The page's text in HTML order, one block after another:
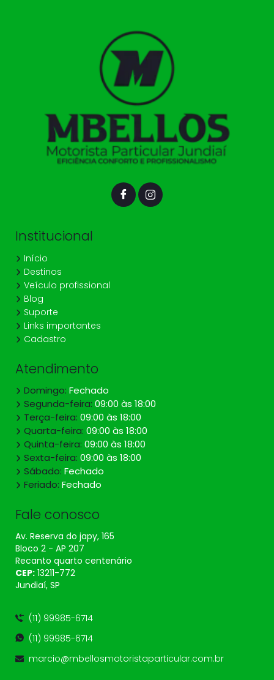
Institucional
Início
Destinos
Veículo profissional
Blog
Suporte
Links importantes
Cadastro
Atendimento
Domingo: Fechado
Segunda-feira: 09:00 às 18:00
Terça-feira: 09:00 às 18:00
Quarta-feira: 09:00 às 18:00
Quinta-feira: 09:00 às 18:00
Sexta-feira: 09:00 às 18:00
Sábado: Fechado
Feriado: Fechado
Fale conosco
Av. Reserva do japy, 165
Bloco 2 - AP 207
Recanto quarto centenário
CEP: 13211​-772
Jundiaí, SP
(11) 99985-6714
(11) 99985-6714
marcio@mbellosmotoristaparticular.com.br